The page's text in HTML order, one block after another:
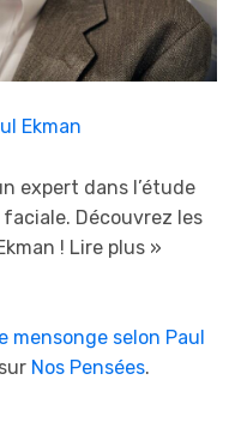
Ekman
expert dans l’étude
Découvrez les
! Lire plus »
selon Paul
Nos Pensées.